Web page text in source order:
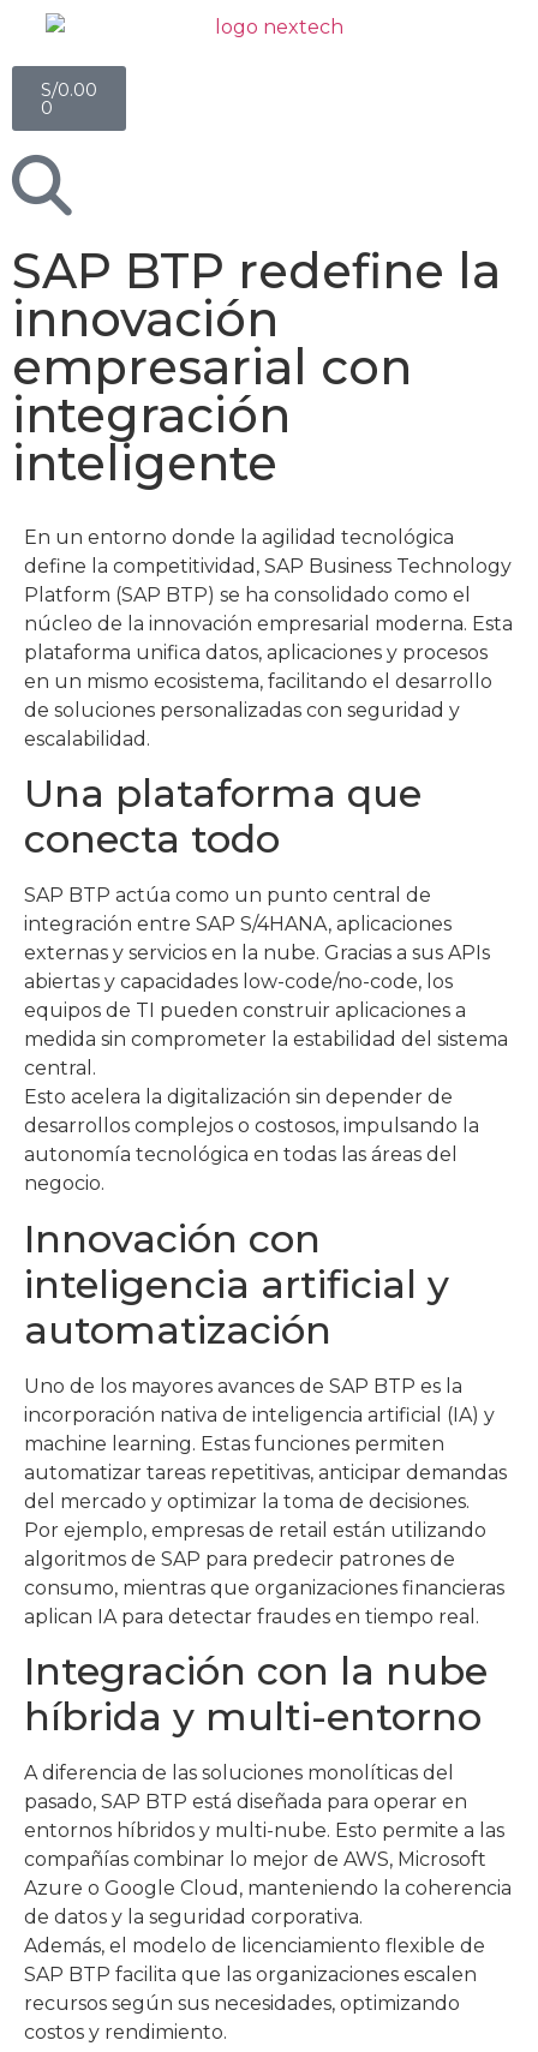
S/0.00
0
SAP BTP redefine la
innovación
empresarial con
integración
inteligente
En un entorno donde la agilidad tecnológica
define la competitividad, SAP Business Technology
Platform (SAP BTP) se ha consolidado como el
núcleo de la innovación empresarial moderna. Esta
plataforma unifica datos, aplicaciones y procesos
en un mismo ecosistema, facilitando el desarrollo
de soluciones personalizadas con seguridad y
escalabilidad.
Una plataforma que
conecta todo
SAP BTP actúa como un punto central de
integración entre SAP S/4HANA, aplicaciones
externas y servicios en la nube. Gracias a sus APIs
abiertas y capacidades low-code/no-code, los
equipos de TI pueden construir aplicaciones a
medida sin comprometer la estabilidad del sistema
central.
Esto acelera la digitalización sin depender de
desarrollos complejos o costosos, impulsando la
autonomía tecnológica en todas las áreas del
negocio.
Innovación con
inteligencia artificial y
automatización
Uno de los mayores avances de SAP BTP es la
incorporación nativa de inteligencia artificial (IA) y
machine learning. Estas funciones permiten
automatizar tareas repetitivas, anticipar demandas
del mercado y optimizar la toma de decisiones.
Por ejemplo, empresas de retail están utilizando
algoritmos de SAP para predecir patrones de
consumo, mientras que organizaciones financieras
aplican IA para detectar fraudes en tiempo real.
Integración con la nube
híbrida y multi-entorno
A diferencia de las soluciones monolíticas del
pasado, SAP BTP está diseñada para operar en
entornos híbridos y multi-nube. Esto permite a las
compañías combinar lo mejor de AWS, Microsoft
Azure o Google Cloud, manteniendo la coherencia
de datos y la seguridad corporativa.
Además, el modelo de licenciamiento flexible de
SAP BTP facilita que las organizaciones escalen
recursos según sus necesidades, optimizando
costos y rendimiento.